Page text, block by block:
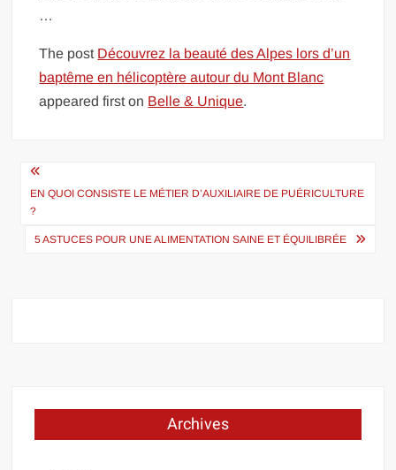
…
The post Découvrez la beauté des Alpes lors d’un
baptême en hélicoptère autour du Mont Blanc
appeared first on Belle & Unique.
Navigation
de
l’article
EN QUOI CONSISTE LE MÉTIER D’AUXILIAIRE DE PUÉRICULTURE
?
5 ASTUCES POUR UNE ALIMENTATION SAINE ET ÉQUILIBRÉE
Archives